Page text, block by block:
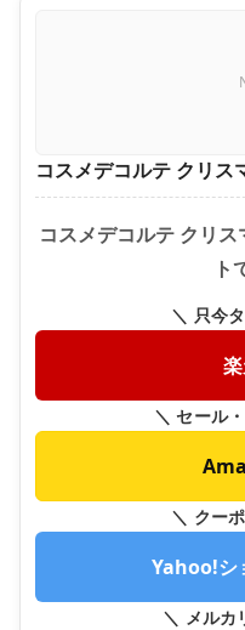
コスメデコルテ クリス
コスメデコルテ クリ
ト
＼ 只今
＼ セール
＼ クー
Yahoo!シ
＼ メルカ